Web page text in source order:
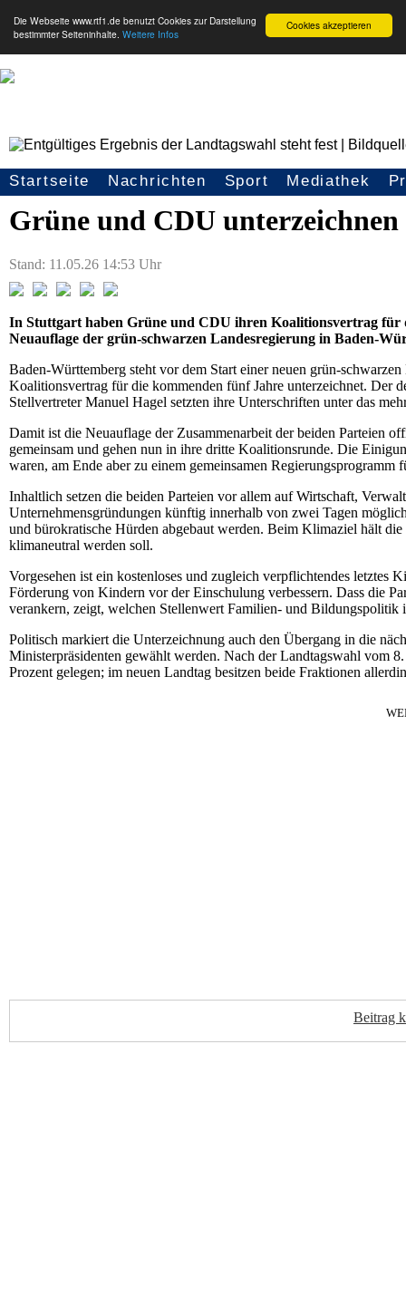
Cookies akzeptieren
Die Webseite www.rtf1.de benutzt Cookies zur Darstellung
bestimmter Seiteninhalte. Weitere Infos
Seitennavigation
Startseite Nachrichten Sport Mediathek
Stuttgart:
Grüne und CDU
Stand: 11.05.26 14:53 Uhr
In Stuttgart haben Grüne und CDU ihren Koalitionsvertrag für
Neuauflage der grün-schwarzen Landesregierung in Baden-
Baden-Württemberg steht vor dem Start einer neuen grün-
Koalitionsvertrag für die kommenden fünf Jahre unterzeichnet. Der
Stellvertreter Manuel Hagel setzten ihre Unterschriften unter das
Damit ist die Neuauflage der Zusammenarbeit der beiden Parteien
gemeinsam und gehen nun in ihre dritte Koalitionsrunde. Die
waren, am Ende aber zu einem gemeinsamen Regierungsprogramm
Inhaltlich setzen die beiden Parteien vor allem auf Wirtschaft,
Unternehmensgründungen künftig innerhalb von zwei Tagen
und bürokratische Hürden abgebaut werden. Beim Klimaziel hält
klimaneutral werden soll.
Vorgesehen ist ein kostenloses und zugleich verpflichtendes
Förderung von Kindern vor der Einschulung verbessern. Dass die
verankern, zeigt, welchen Stellenwert Familien- und Bildungspolitik
Politisch markiert die Unterzeichnung auch den Übergang in die
Ministerpräsidenten gewählt werden. Nach der Landtagswahl vom
Prozent gelegen; im neuen Landtag besitzen beide Fraktionen
Beitrag